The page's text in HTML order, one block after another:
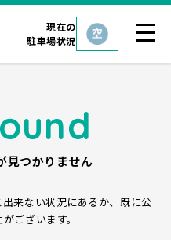
現在の
駐車場状況
見つかりません
来ない状況にあるか、既に公
ございます。